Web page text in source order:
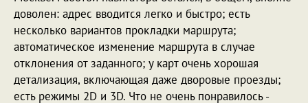
доволен: адрес вводится легко и быстро; есть
несколько вариантов прокладки маршрута;
автоматическое изменение маршрута в случае
отклонения от заданного; у карт очень хорошая
детализация, включающая даже дворовые проезды;
есть режимы 2D и 3D. Что не очень понравилось -